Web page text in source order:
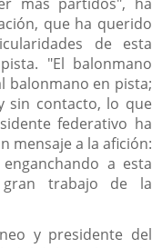
más partidos", ha
que ha querido
de esta
"El balonmano
balonmano en pista;
sin contacto, lo que
federativo ha
mensaje a la afición:
a esta
gran trabajo de la
y presidente del